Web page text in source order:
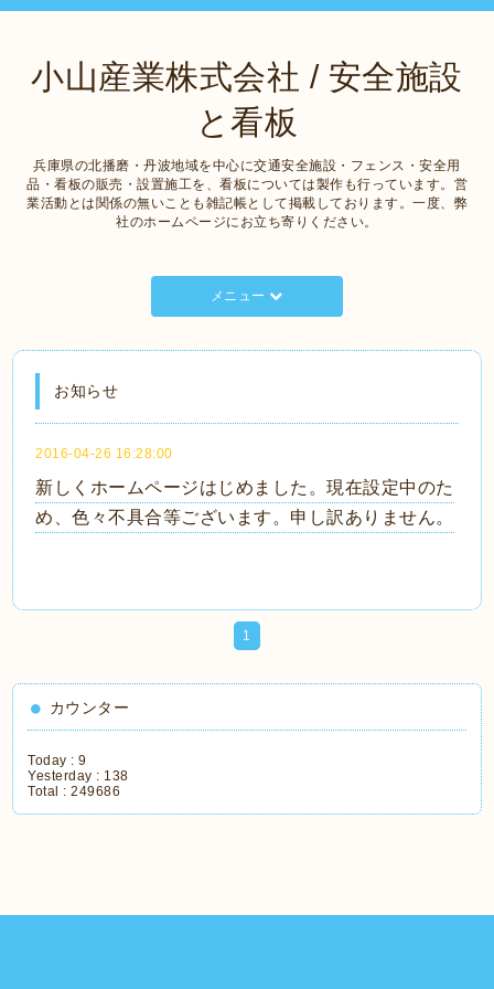
小山産業株式会社 / 安全施設
と看板
兵庫県の北播磨・丹波地域を中心に交通安全施設・フェンス・安全用
品・看板の販売・設置施工を、看板については製作も行っています。営
業活動とは関係の無いことも雑記帳として掲載しております。一度、弊
社のホームページにお立ち寄りください。
メニュー
お知らせ
2016-04-26 16:28:00
新しくホームページはじめました。現在設定中のた
め、色々不具合等ございます。申し訳ありません。
1
カウンター
Today :9
Yesterday : 138
Total :249686